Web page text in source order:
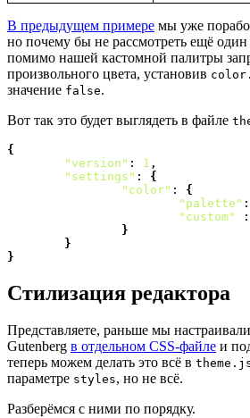
В предыдущем примере мы уже
но почему бы не рассмотреть ещё
помимо нашей кастомной палитры
произвольного цвета, установив
значение false.
Вот так это будет выглядеть в файле
{
"version" : 1 ,
"settings" : {
"color" : {
"palette" :
"custom"
:
}
}
}
Стилизация редактора
Представляете, раньше мы
Gutenberg в отдельном CSS-файле и
теперь можем делать это всё в
параметре styles, но не всё.
Разберёмся с ними по порядку.